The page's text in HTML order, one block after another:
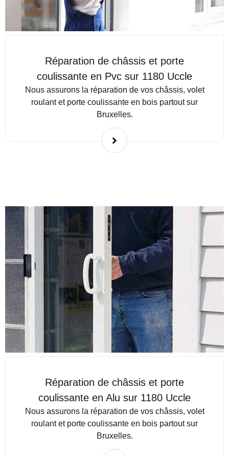
Réparation de châssis et porte
coulissante en Pvc sur 1180 Uccle
Nous assurons la réparation de vos châssis, volet
roulant et porte coulissante en bois partout sur
Bruxelles.
Réparation de châssis et porte
coulissante en Alu sur 1180 Uccle
Nous assurons la réparation de vos châssis, volet
roulant et porte coulissante en bois partout sur
Bruxelles.